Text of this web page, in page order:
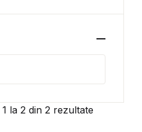
1 la 2din 2rezultate